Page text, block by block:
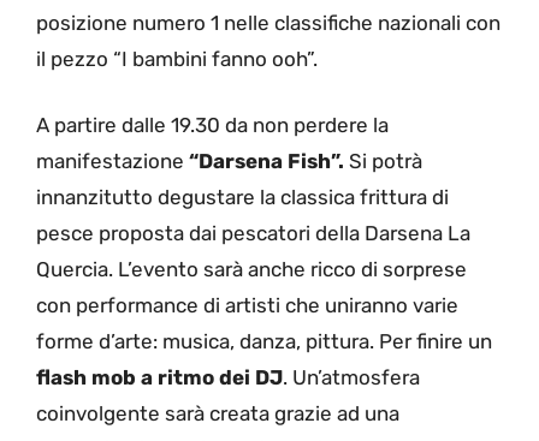
posizione numero 1 nelle classifiche nazionali con
il pezzo “I bambini fanno ooh”.
A partire dalle 19.30 da non perdere la
manifestazione “Darsena Fish”. Si potrà
innanzitutto degustare la classica frittura di
pesce proposta dai pescatori della Darsena La
Quercia. L’evento sarà anche ricco di sorprese
con performance di artisti che uniranno varie
forme d’arte: musica, danza, pittura. Per finire un
flash mob a ritmo dei DJ. Un’atmosfera
coinvolgente sarà creata grazie ad una